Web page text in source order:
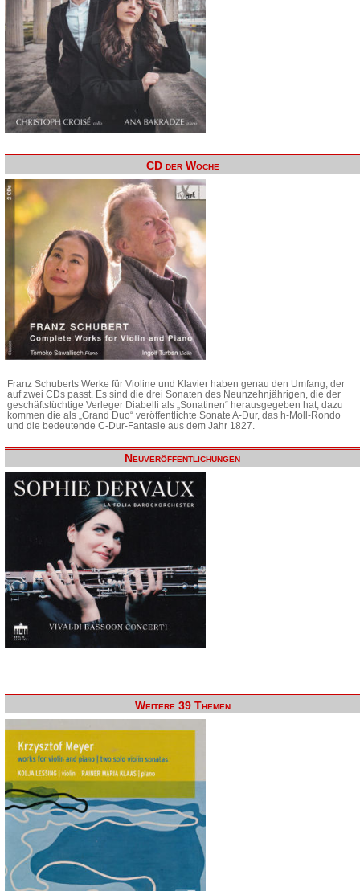
CD der Woche
Franz Schuberts Werke für Violine und Klavier haben genau den Umfang, der
auf zwei CDs passt. Es sind die drei Sonaten des Neunzehnjährigen, die der
geschäftstüchtige Verleger Diabelli als „Sonatinen“ herausgegeben hat, dazu
kommen die als „Grand Duo“ veröffentlichte Sonate A-Dur, das h-Moll-Rondo
und die bedeutende C-Dur-Fantasie aus dem Jahr 1827.
Neuveröffentlichungen
Weitere 39 Themen